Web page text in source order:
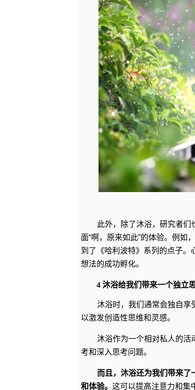
此外，除了沐浴，研究者
面“啊，原来如此”的体验。例如
到了《哈利波特》系列的点子。
想法的成功孵化。
4 沐浴给我们带来一个独立
沐浴时，我们通常会独自享
以激发创造性思维和灵感。
沐浴作为一个相对私人的活
考和深入思考问题。
而且，沐浴还为我们带来了
和体验。 这可以提高注意力和集